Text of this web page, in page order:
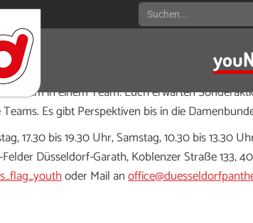
Search:
neue Spieler*innen für ihr U16-Flag-
in einem Team. Euch erwarten
Es gibt Perspektiven bis in die
17.30 bis 19.30 Uhr, Samstag, 10.30 bis 13.30
Düsseldorf-Garath, Koblenzer Straße 133,
oder Mail an